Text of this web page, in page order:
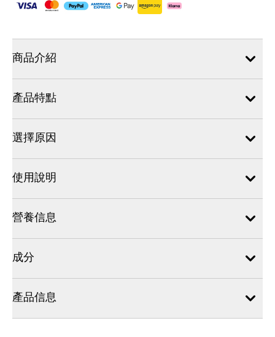
商品介紹
產品特點
選擇原因
使用說明
營養信息
成分
產品信息